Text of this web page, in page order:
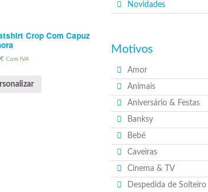
Crop Com Capuz
€ Com IVA
Novidades
Motivos
Amor
Animais
Aniversário & Festas
Banksy
Bebé
Caveiras
Cinema & TV
Despedida de Solteiro